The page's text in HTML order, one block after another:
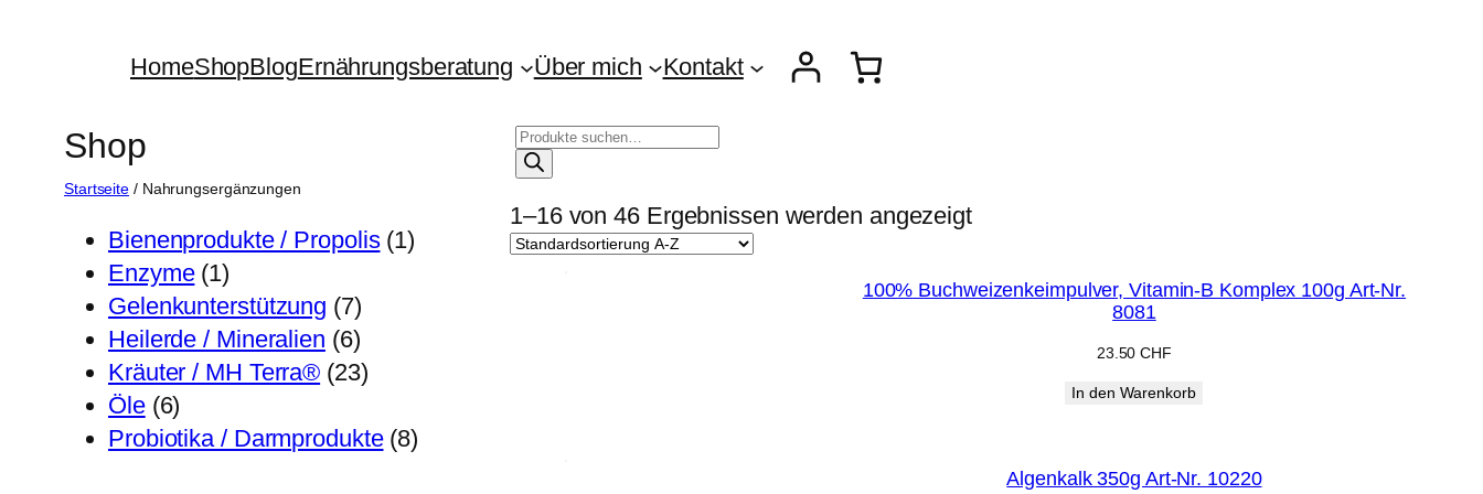
HomeShopBlogErnährungsberatung Über mich Kontakt
Shop
P
r
o
u
k
t
Startseite / Nahrungsergänzungen
Bienenprodukte / Propolis 11
k
Enzyme 11
P
r
o
u
Gelenkunterstützung 77
P
r
d
Heilerde / Mineralien 66
P
o
Kräuter / MH Terra® 232
P
Öle 66
P
Probiotika / Darmprodukte 88
1–16 von 46 Ergebnissen werden angezeigt
100% Buchweizenkeimpulver, Vitamin-B Komplex 100g Art-Nr.
8081
23.50CHF
In den Warenkorb
Algenkalk 350g Art-Nr. 10220